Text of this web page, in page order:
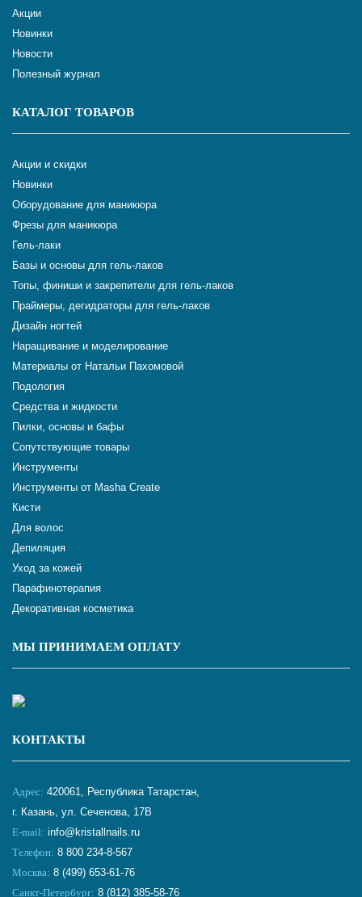
Акции
Новинки
Новости
Полезный журнал
КАТАЛОГ ТОВАРОВ
Акции и скидки
Новинки
Оборудование для маникюра
Фрезы для маникюра
Гель-лаки
Базы и основы для гель-лаков
Топы, финиши и закрепители для гель-лаков
Праймеры, дегидраторы для гель-лаков
Дизайн ногтей
Наращивание и моделирование
Материалы от Натальи Пахомовой
Подология
Средства и жидкости
Пилки, основы и бафы
Сопутствующие товары
Инструменты
Инструменты от Masha Create
Кисти
Для волос
Депиляция
Уход за кожей
Парафинотерапия
Декоративная косметика
МЫ ПРИНИМАЕМ ОПЛАТУ
КОНТАКТЫ
Адрес: 420061, Республика Татарстан,
г. Казань, ул. Сеченова, 17В
E-mail: info@kristallnails.ru
Телефон: 8 800 234-8-567
Москва: 8 (499) 653-61-76
Санкт-Петербург: 8 (812) 385-58-76